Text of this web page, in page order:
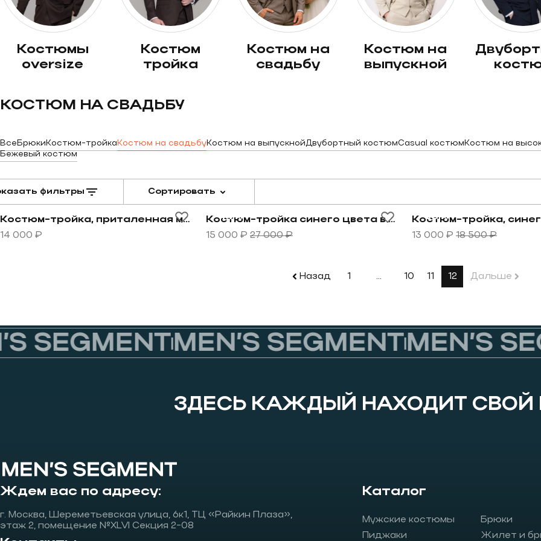
костюмы
oversize
костюм
тройка
костюм на
свадьбу
костюм на
выпускной
двубортный
КОСТЮМ НА СВАДЬБУ
ВсеБрюкиКостюм-тройкаКостюм на свадьбуКостюм на выпускнойДвубортный костюмCasual костюмКостюм на
Бежевый костюм
фильтры Сортировать
Перейти к товару Костюм-тройка, приталенная модель синего цвета
Костюм-тройка, приталенная модель синего цвета
14 000 ₽
Перейти к товару Костюм-тройка синего цвета в невыраженную
-44%
Костюм-тройка синего цвета в невыраженную серую клетку
15 000 ₽ 27 000 ₽
Перейти к товару
-30%
13 000 ₽ 18 500 ₽
Назад 1 … 10 11 12 Дальше
SEGMENTMEN’S SEGMENTMEN’S
ЗДЕСЬ КАЖДЫЙ НАХОДИТ
Ждем вас по адресу:
г. Москва, Шереметьевская улица, 6к1, ТЦ «Райкин Плаза»,
этаж 2, помещение №XLVI Секция 2-08
Каталог
Мужские костюмы
Пиджаки
Брюки
Жилет и